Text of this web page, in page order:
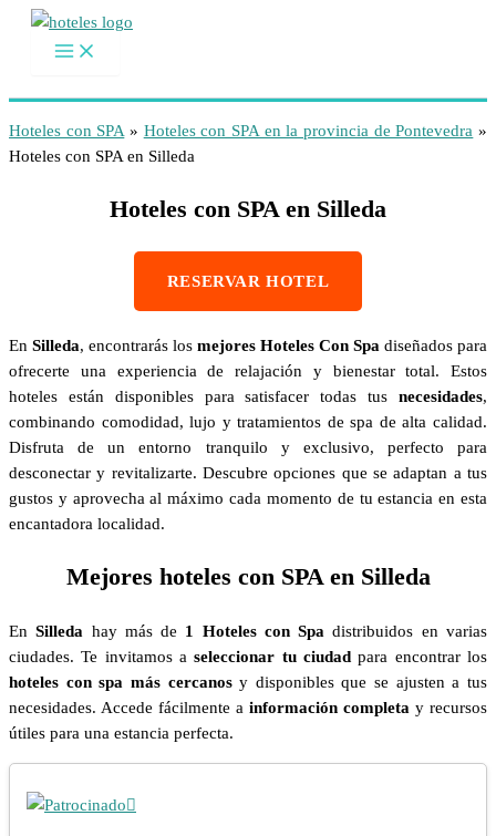
Hoteles con SPA » Hoteles con SPA en la provincia de Pontevedra »
Hoteles con SPA en Silleda
Hoteles con SPA en Silleda
RESERVAR HOTEL
En Silleda, encontrarás los mejores Hoteles Con Spa diseñados para
ofrecerte una experiencia de relajación y bienestar total. Estos
hoteles están disponibles para satisfacer todas tus necesidades,
combinando comodidad, lujo y tratamientos de spa de alta calidad.
Disfruta de un entorno tranquilo y exclusivo, perfecto para
desconectar y revitalizarte. Descubre opciones que se adaptan a tus
gustos y aprovecha al máximo cada momento de tu estancia en esta
encantadora localidad.
Mejores hoteles con SPA en Silleda
EnSilleda hay más de 1 Hoteles con Spa distribuidos en varias
ciudades. Te invitamos aseleccionar tu ciudad para encontrar los
hoteles con spa más cercanosy disponibles que se ajusten a tus
necesidades. Accede fácilmente a información completa y recursos
útiles para una estancia perfecta.